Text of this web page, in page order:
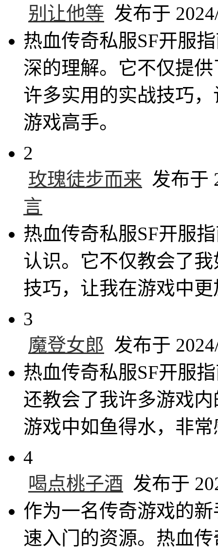
别让他等 发布于
热血传奇私服SF开服
深的理解。它不仅提
许多实用的实战技巧
游戏高手。
2
玫瑰徒步而来 发布于
言
热血传奇私服SF开服
认识。它不仅教会了
技巧，让我在游戏中
3
魔登女郎 发布于
热血传奇私服SF开服
还教会了我许多游戏
游戏中如鱼得水，非
4
喝点桃子酒 发布于
作为一名传奇游戏的
速入门的资源。热血